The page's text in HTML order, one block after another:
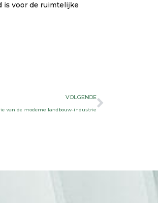
is voor de ruimtelijke
VOLGENDE
van de moderne landbouw-industrie